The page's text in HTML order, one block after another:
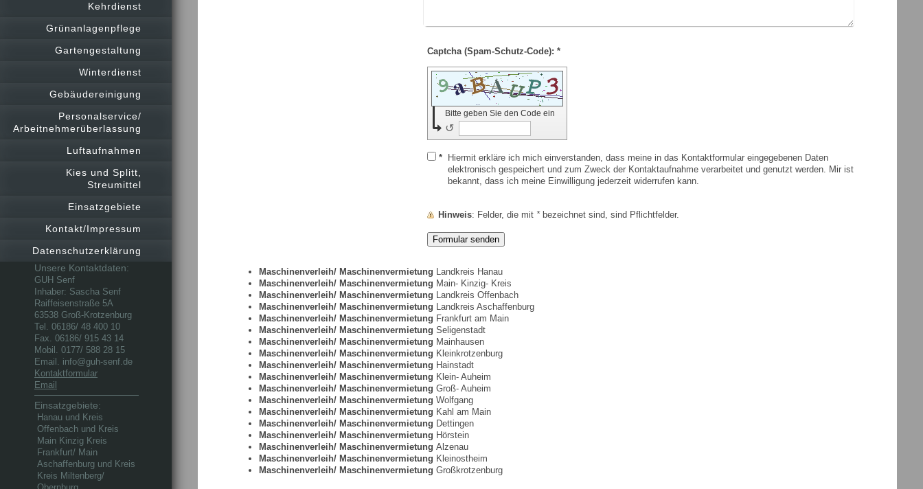
Kehrdienst
Grünanlagenpflege
Gartengestaltung
Winterdienst
Gebäudereinigung
Personalservice/
Arbeitnehmerüberlassung
Luftaufnahmen
Kies und Splitt,
Streumittel
Einsatzgebiete
Kontakt/Impressum
Datenschutzerklärung
Unsere Kontaktdaten:
GUH Senf
Inhaber: Sascha Senf
Raiffeisenstraße 5A
63538 Groß-Krotzenburg
Tel. 06186/ 48 400 10
Fax. 06186/ 915 43 14
Mobil. 0177/ 588 28 15
Email. info@guh-senf.de
Kontaktformular
Email
Einsatzgebiete:
Hanau und Kreis
Offenbach und Kreis
Main Kinzig Kreis
Frankfurt/ Main
Aschaffenburg und Kreis
Kreis Miltenberg/
Captcha (Spam-Schutz-Code): *
Bitte geben Sie den Code ein
↺
*
Hiermit erkläre ich mich einverstanden, dass meine in das Kontaktformular eingegebenen Daten
elektronisch gespeichert und zum Zweck der Kontaktaufnahme verarbeitet und genutzt werden. Mir ist
bekannt, dass ich meine Einwilligung jederzeit widerrufen kann.
Hinweis : Felder, die mit *bezeichnet sind, sind Pflichtfelder.
Maschinenverleih/ Maschinenvermietung Landkreis Hanau
Maschinenverleih/ Maschinenvermietung Main- Kinzig- Kreis
Maschinenverleih/ Maschinenvermietung Landkreis Offenbach
Maschinenverleih/ Maschinenvermietung Landkreis Aschaffenburg
Maschinenverleih/ Maschinenvermietung Frankfurt am Main
Maschinenverleih/ Maschinenvermietung Seligenstadt
Maschinenverleih/ Maschinenvermietung Mainhausen
Maschinenverleih/ Maschinenvermietung Kleinkrotzenburg
Maschinenverleih/ Maschinenvermietung Hainstadt
Maschinenverleih/ Maschinenvermietung Klein- Auheim
Maschinenverleih/ Maschinenvermietung Groß- Auheim
Maschinenverleih/ Maschinenvermietung Wolfgang
Maschinenverleih/ Maschinenvermietung Kahl am Main
Maschinenverleih/ Maschinenvermietung Dettingen
Maschinenverleih/ Maschinenvermietung Hörstein
Maschinenverleih/ Maschinenvermietung Alzenau
Maschinenverleih/ Maschinenvermietung Kleinostheim
Maschinenverleih/ Maschinenvermietung Großkrotzenburg